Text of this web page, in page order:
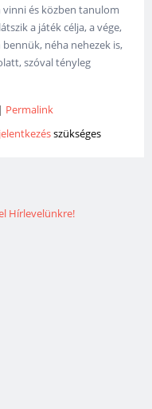
és közben tanulom
a játék célja, a vége,
néha nehezek is,
szóval tényleg
| Permalink
szükséges
Hírlevelünkre!